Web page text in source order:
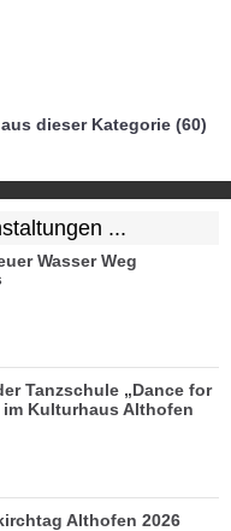
dieser Kategorie (60)
...
Wasser Weg
Tanzschule „Dance for
im Kulturhaus Althofen
Althofen 2026